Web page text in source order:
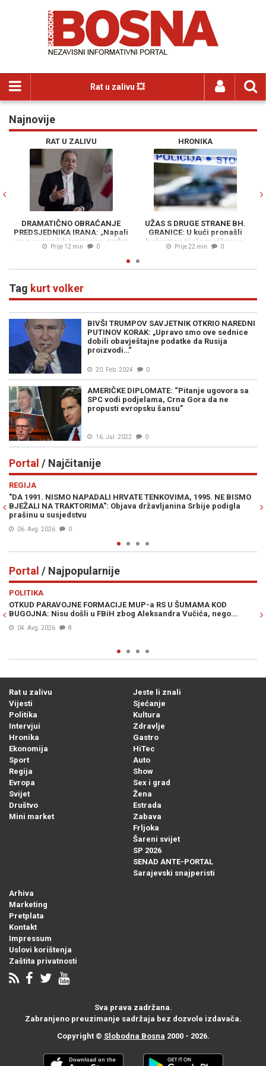
Rat u zalivu 💥
Najnovije
RAT U ZALIVU
DRAMATIČNO OBRAĆANJE
PREDSJEDNIKA IRANA: „Napali
su nas s vaših teritorija, gađat
ćemo svako mjesto...“
Prije 12 min 0
HRONIKA
UŽAS S DRUGE STRANE BH.
GRANICE: U kući pronašli
beživotno tijelo muškarca,
uhapšena jedna osoba...
Prije 22 min 0
Tag kurt volker
BIVŠI TRUMPOV SAVJETNIK OTKRIO NAREDNI
PUTINOV KORAK: „Upravo smo ove sednice
dobili obavještajne podatke da Rusija
proizvodi…“
20. Feb. 2024 0
AMERIČKE DIPLOMATE: “Pitanje ugovora sa
SPC vodi podjelama, Crna Gora da ne
propusti evropsku šansu”
16. Jul. 2022 0
Portal / Najčitanije
REGIJA
"DA 1991. NISMO NAPADALI HRVATE TENKOVIMA, 1995. NE BISMO
BJEŽALI NA TRAKTORIMA": Objava državljanina Srbije podigla
prašinu u susjedstvu
06. Avg. 2026 0
Portal / Najpopularnije
POLITIKA
OTKUD PARAVOJNE FORMACIJE MUP-a RS U ŠUMAMA KOD
BUGOJNA: Nisu došli u FBiH zbog Aleksandra Vučića, nego...
04. Avg. 2026 8
Rat u zalivu
Vijesti
Politika
Intervjui
Hronika
Ekonomija
Sport
Regija
Evropa
Svijet
Društvo
Mini market
Jeste li znali
Sjećanje
Kultura
Zdravlje
Gastro
HiTec
Auto
Show
Sex i grad
Žena
Estrada
Zabava
Frljoka
Šareni svijet
SP 2026
SENAD ANTE-PORTAL
Sarajevski snajperisti
Arhiva
Marketing
Pretplata
Kontakt
Impressum
Uslovi korištenja
Zaštita privatnosti
Sva prava zadržana.
Zabranjeno preuzimanje sadržaja bez dozvole izdavača.
Copyright © Slobodna Bosna 2000 - 2026.